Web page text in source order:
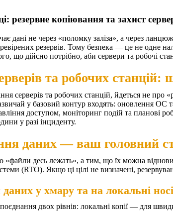
резервне копіювання та захист
дані не через «поломку заліза», а через
резервів. Тому безпека — це не одне
що дійсно потрібно, аби сервери та робочі
та робочих станцій:
серверів та робочих станцій, йдеться не про
у базовий контур входять: оновлення ОС
доступом, моніторинг подій та планові
у разі інциденту.
даних — ваш головний
«файли десь лежать», а тим, що їх можна
(RTO). Якщо ці цілі не визначені,
у хмару та на локальні
двох рівнів: локальні копії — для